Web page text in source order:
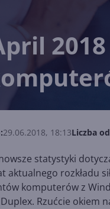
29.06.2018, 18:13Liczba
statystyki
aktualnego rozkładu
komputerów z
Rzućcie okiem